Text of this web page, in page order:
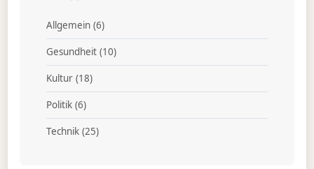
Allgemein(6)
Gesundheit(10)
Kultur(18)
Politik(6)
Technik(25)